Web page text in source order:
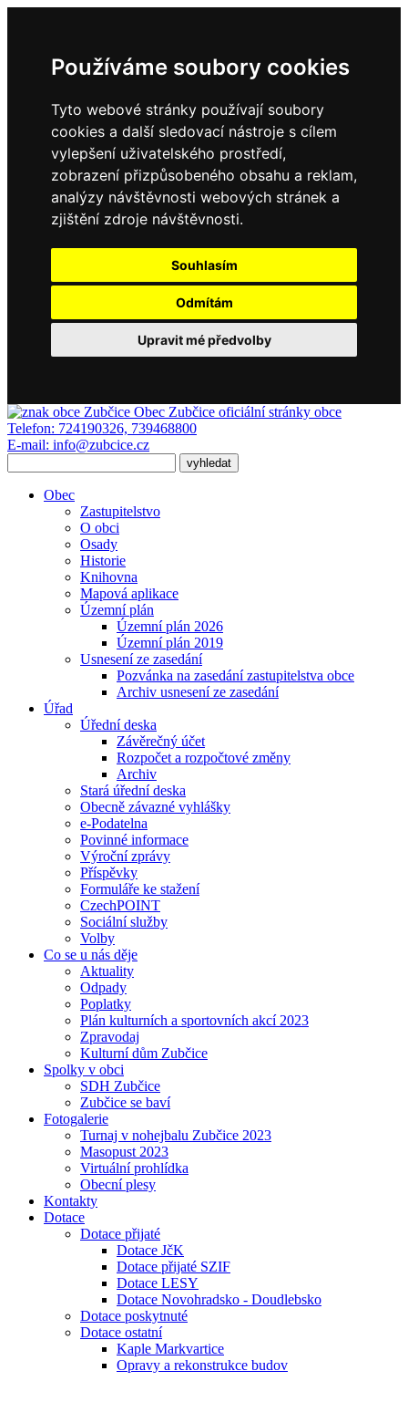
Používáme soubory cookies
Tyto webové stránky používají soubory
cookies a další sledovací nástroje s cílem
vylepšení uživatelského prostředí,
zobrazení přizpůsobeného obsahu a reklam,
analýzy návštěvnosti webových stránek a
zjištění zdroje návštěvnosti.
Souhlasím
Odmítám
Upravit mé předvolby
Obec Zubčice oficiální stránky obce
Telefon: 724190326, 739468800
E-mail: info@zubcice.cz
Obec
Zastupitelstvo
O obci
Osady
Historie
Knihovna
Mapová aplikace
Územní plán
Územní plán 2026
Územní plán 2019
Usnesení ze zasedání
Pozvánka na zasedání zastupitelstva obce
Archiv usnesení ze zasedání
Úřad
Úřední deska
Závěrečný účet
Rozpočet a rozpočtové změny
Archiv
Stará úřední deska
Obecně závazné vyhlášky
e-Podatelna
Povinné informace
Výroční zprávy
Příspěvky
Formuláře ke stažení
CzechPOINT
Sociální služby
Volby
Co se u nás děje
Aktuality
Odpady
Poplatky
Plán kulturních a sportovních akcí 2023
Zpravodaj
Kulturní dům Zubčice
Spolky v obci
SDH Zubčice
Zubčice se baví
Fotogalerie
Turnaj v nohejbalu Zubčice 2023
Masopust 2023
Virtuální prohlídka
Obecní plesy
Kontakty
Dotace
Dotace přijaté
Dotace JčK
Dotace přijaté SZIF
Dotace LESY
Dotace Novohradsko - Doudlebsko
Dotace poskytnuté
Dotace ostatní
Kaple Markvartice
Opravy a rekonstrukce budov